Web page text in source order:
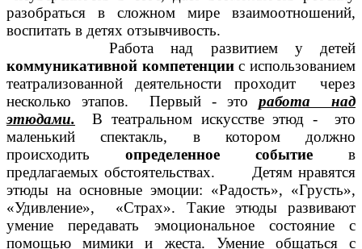
разобраться в сложном мире взаимоотношений,
воспитать в детях отзывчивость.
Работа над развитием у детей
коммуникативной компетенциис использованием
театрализованной деятельности проходит через
несколько этапов. Первый - это работа над
этюдами. В театральном искусстве этюд - это
маленький спектакль, в котором должно
происходить определенное событие в
предлагаемых обстоятельствах. Детям нравятся
этюды на основные эмоции: «Радость», «Грусть»,
«Удивление», «Страх». Такие этюды развивают
умение передавать эмоциональное состояние с
помощью мимики и жеста. Умение общаться с